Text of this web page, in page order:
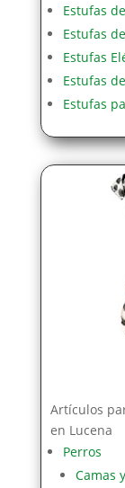
Estufas
Estufas
Estufas
Estufas
Estufas
Artículos
en Lucena
Perros
Camas